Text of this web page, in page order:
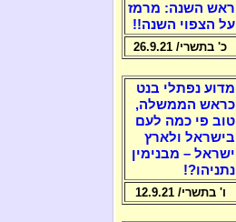
ראש השנה: מרמז
על הצפוי השנה!!
כ' בתשרי/ 26.9.21
מדוע נפתלי בנט
כראש הממשלה,
טוב פי כמה לעם
בישראל ולארץ
ישראל – מבנימין
נתניהו?!
ו' בתשרי/ 12.9.21